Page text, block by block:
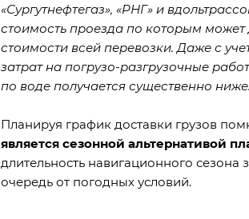
«Сургутнефтегаз», «РНГ» и
стоимость проезда по которым может
стоимости всей перевозки. Даже с
затрат на погрузо-разгрузочные
по воде получается существенно ниже.
Планируя график доставки грузов
является сезонной альтернативой
длительность навигационного сезона
очередь от погодных условий.